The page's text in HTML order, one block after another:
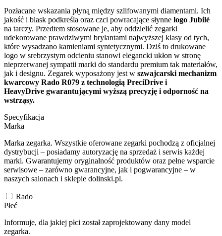
Pozłacane wskazania płyną między szlifowanymi diamentami. Ich
jakość i blask podkreśla oraz czci powracające słynne logo Jubilé
na tarczy. Przedtem stosowane je, aby oddzielić zegarki
udekorowane prawdziwymi brylantami najwyższej klasy od tych,
które wysadzano kamieniami syntetycznymi. Dziś to drukowane
logo w srebrzystym odcieniu stanowi elegancki ukłon w stronę
nieprzerwanej sympatii marki do standardu premium tak materiałów,
jak i designu. Zegarek wyposażony jest w szwajcarski mechanizm
kwarcowy Rado R079 z technologią PreciDrive i
HeavyDrive gwarantującymi wyższą precyzję i odporność na
wstrząsy.
Specyfikacja
Marka
Marka zegarka. Wszystkie oferowane zegarki pochodzą z oficjalnej
dystrybucji – posiadamy autoryzację na sprzedaż i serwis każdej
marki. Gwarantujemy oryginalność produktów oraz pełne wsparcie
serwisowe – zarówno gwarancyjne, jak i pogwarancyjne – w
naszych salonach i sklepie dolinski.pl.
Rado
Płeć
Informuje, dla jakiej płci został zaprojektowany dany model
zegarka.